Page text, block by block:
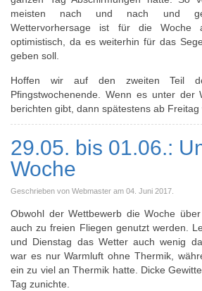
meisten nach und nach und
Wettervorhersage ist für die Woche
optimistisch, da es weiterhin für das
geben soll.
Hoffen wir auf den zweiten Teil
Pfingstwochenende. Wenn es unter der
berichten gibt, dann spätestens ab Freitag
29.05. bis 01.06.:
Woche
Geschrieben von Webmaster am 04. Juni 2017
Obwohl der Wettbewerb die Woche
auch zu freien Fliegen genutzt werden.
und Dienstag das Wetter auch wenig
war es nur Warmluft ohne Thermik,
ein zu viel an Thermik hatte. Dicke
Tag zunichte.